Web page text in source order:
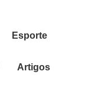
Esporte
Artigos